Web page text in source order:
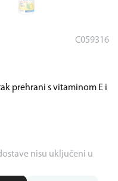
C059316
prehrani s vitaminom E i
nisu uključeni u